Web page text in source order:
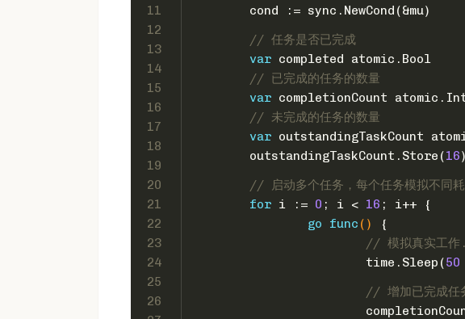
11
12
13
14
15
16
17
18
19
20
21
22
23
24
25
26
	cond := sync.NewCond(&mu)
// 任务是否已完成
var completed atomic.Bool
// 已完成的任务的数量
var completionCount
// 未完成的任务的数量
var outstandingTaskCount
	outstandingTaskCount.Store(
16)
// 启动多个任务，每个任务模拟不同
for i := 0 ; i < 16 ; i++ {
go
func ()
{
// 模拟真实工
			time.Sleep(
50
// 增加已完成任